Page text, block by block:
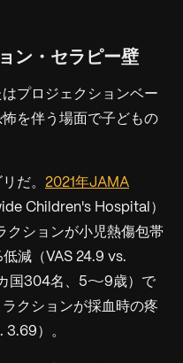
ン・セラピー壁
プロジェクションベー
を伴う場面で子どもの
だ。 2021年JAMA
Children's Hospital）
クションが小児熱傷包帯
減（VAS 24.9 vs.
国304名、5〜9歳）で
クションが採血時の疼
）。